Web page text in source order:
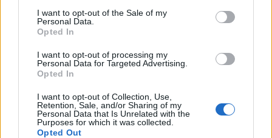
I want to opt-out of the Sale of my
Personal Data.
Opted In
I want to opt-out of processing my
Personal Data for Targeted Advertising.
Opted In
I want to opt-out of Collection, Use,
Retention, Sale, and/or Sharing of my
Personal Data that Is Unrelated with the
Purposes for which it was collected.
Opted Out
ΚΑΤΗΓΟΡΙΕΣ
ΥΓΕΙΑ
ΠΑΙΔΙ
ΨΥΧΙΚΗ ΥΓΕΙΑ